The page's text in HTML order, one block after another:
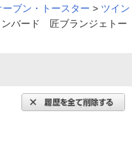
（奈良県 50代 Y.T様 ）
っていますが、焼いたパ
くて、ほんと買って良
ブン・トースター > ツイン
ンバード 匠ブランジェトー